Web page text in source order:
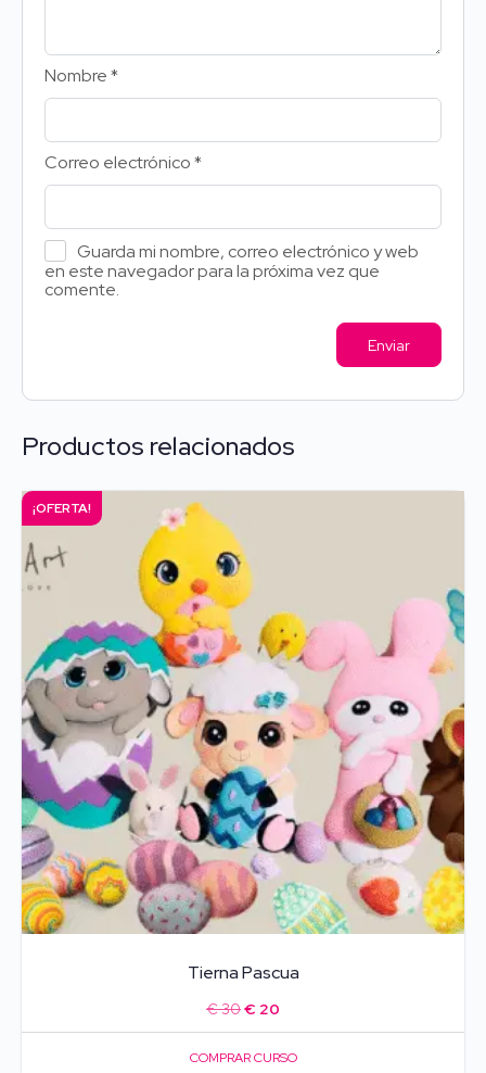
Nombre*
Correo electrónico*
Guarda mi nombre, correo electrónico y web
en este navegador para la próxima vez que
comente.
Productos relacionados
¡OFERTA!
Tierna Pascua
€30El
precio
original
€ 20
precio
actual
COMPRAR CURSO